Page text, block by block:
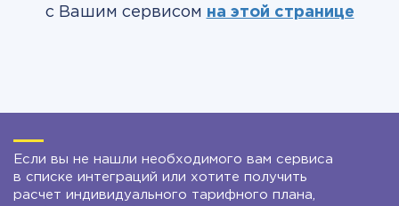
с Вашим сервисом на этой странице
Если вы не нашли необходимого вам сервиса
в списке интеграций или хотите получить
расчет индивидуального тарифного плана,